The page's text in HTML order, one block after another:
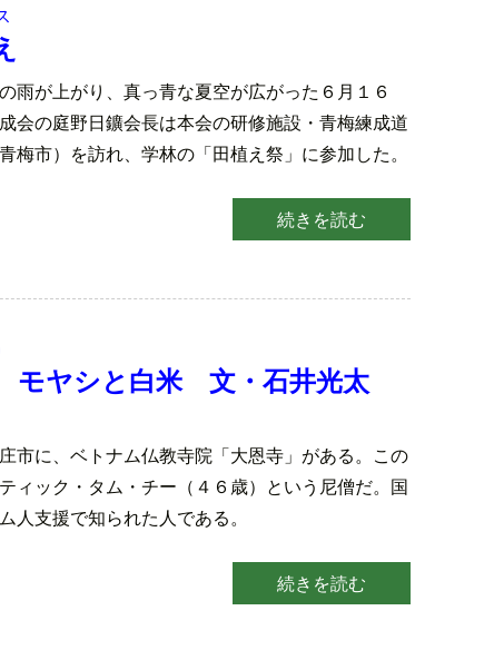
雨が上がり、真っ青な夏空が広がった６月１６
会の庭野日鑛会長は本会の研修施設・青梅練成道
梅市）を訪れ、学林の「田植え祭」に参加した。
続きを読む
モヤシと白米 文・石井光太
市に、ベトナム仏教寺院「大恩寺」がある。この
ィック・タム・チー（４６歳）という尼僧だ。国
人支援で知られた人である。
続きを読む